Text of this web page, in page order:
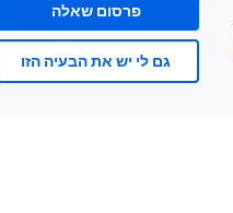
פרסום שאלה
גם לי יש את הבעיה הזו